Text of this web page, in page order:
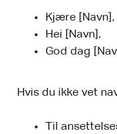
Kjære [Navn],
Hei [Navn],
God dag
Hvis du ikke vet
Til